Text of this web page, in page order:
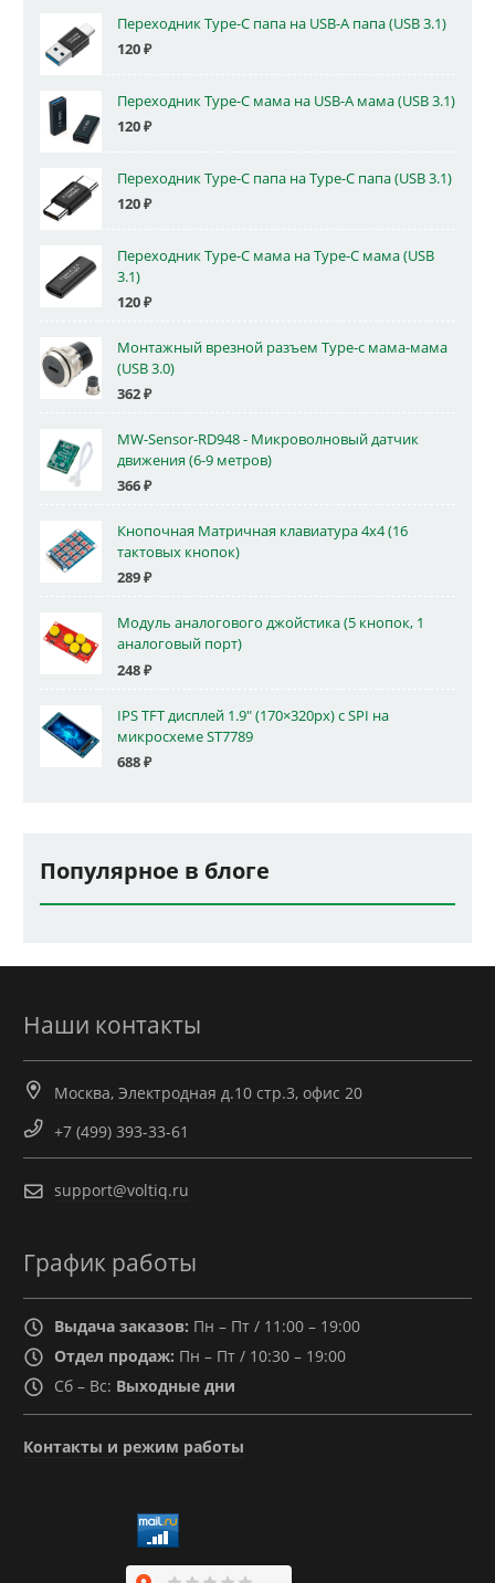
Переходник Type-C папа на USB-A папа (USB 3.1)
120₽
Переходник Type-C мама на USB-A мама (USB 3.1)
120₽
Переходник Type-C папа на Type-C папа (USB 3.1)
120₽
Переходник Type-C мама на Type-C мама (USB
3.1)
120₽
Монтажный врезной разъем Type-c мама-мама
(USB 3.0)
362₽
MW-Sensor-RD948 - Микроволновый датчик
движения (6-9 метров)
366₽
Кнопочная Матричная клавиатура 4x4 (16
тактовых кнопок)
289₽
Модуль аналогового джойстика (5 кнопок, 1
аналоговый порт)
248₽
IPS TFT дисплей 1.9" (170×320px) с SPI на
микросхеме ST7789
688₽
Популярное в блоге
Наши контакты
Москва, Электродная д.10 стр.3, офис 20
+7 (499) 393-33-61
support@voltiq.ru
График работы
Выдача заказов: Пн – Пт / 11:00 – 19:00
Отдел продаж: Пн – Пт / 10:30 – 19:00
Сб – Вс: Выходные дни
Контакты и режим работы